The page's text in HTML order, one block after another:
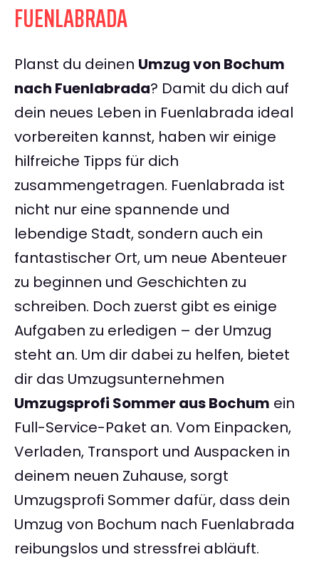
FUENLABRADA
Planst du deinen Umzug von Bochum
nach Fuenlabrada? Damit du dich auf
dein neues Leben in Fuenlabrada ideal
vorbereiten kannst, haben wir einige
hilfreiche Tipps für dich
zusammengetragen. Fuenlabrada ist
nicht nur eine spannende und
lebendige Stadt, sondern auch ein
fantastischer Ort, um neue Abenteuer
zu beginnen und Geschichten zu
schreiben. Doch zuerst gibt es einige
Aufgaben zu erledigen – der Umzug
steht an. Um dir dabei zu helfen, bietet
dir das Umzugsunternehmen
Umzugsprofi Sommer aus Bochum ein
Full-Service-Paket an. Vom Einpacken,
Verladen, Transport und Auspacken in
deinem neuen Zuhause, sorgt
Umzugsprofi Sommer dafür, dass dein
Umzug von Bochum nach Fuenlabrada
reibungslos und stressfrei abläuft.